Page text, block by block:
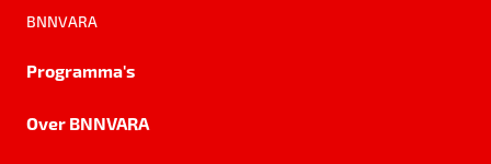
BNNVARA
Programma's
Over BNNVARA